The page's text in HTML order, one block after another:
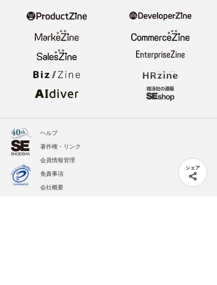
シェア
ヘルプ
著作権・リンク
会員情報管理
免責事項
会社概要